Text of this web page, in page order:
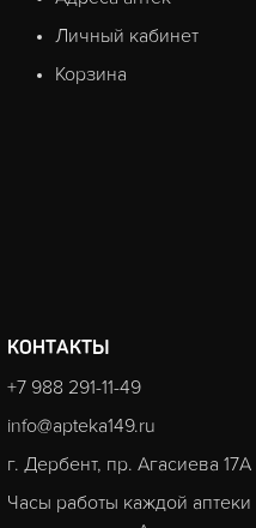
Личный кабинет
Корзина
КОНТАКТЫ
+7 988 291-11-49
info@apteka149.ru
г. Дербент, пр. Агасиева 17А
Часы работы каждой аптеки